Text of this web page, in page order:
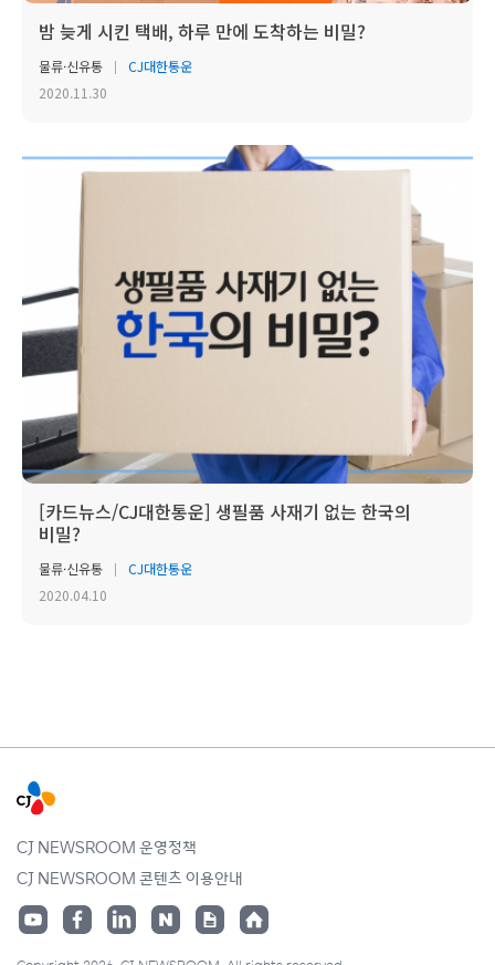
밤 늦게 시킨 택배, 하루 만에 도착하는 비밀?
물류·신유통
CJ대한통운
2020.11.30
[카드뉴스/CJ대한통운] 생필품 사재기 없는 한국의
비밀?
물류·신유통
CJ대한통운
2020.04.10
CJ NEWSROOM 운영정책
CJ NEWSROOM 콘텐츠 이용안내